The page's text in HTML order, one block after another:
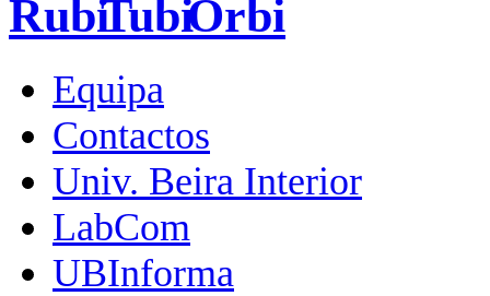
Equipa
Contactos
Univ. Beira Interior
LabCom
UBInforma